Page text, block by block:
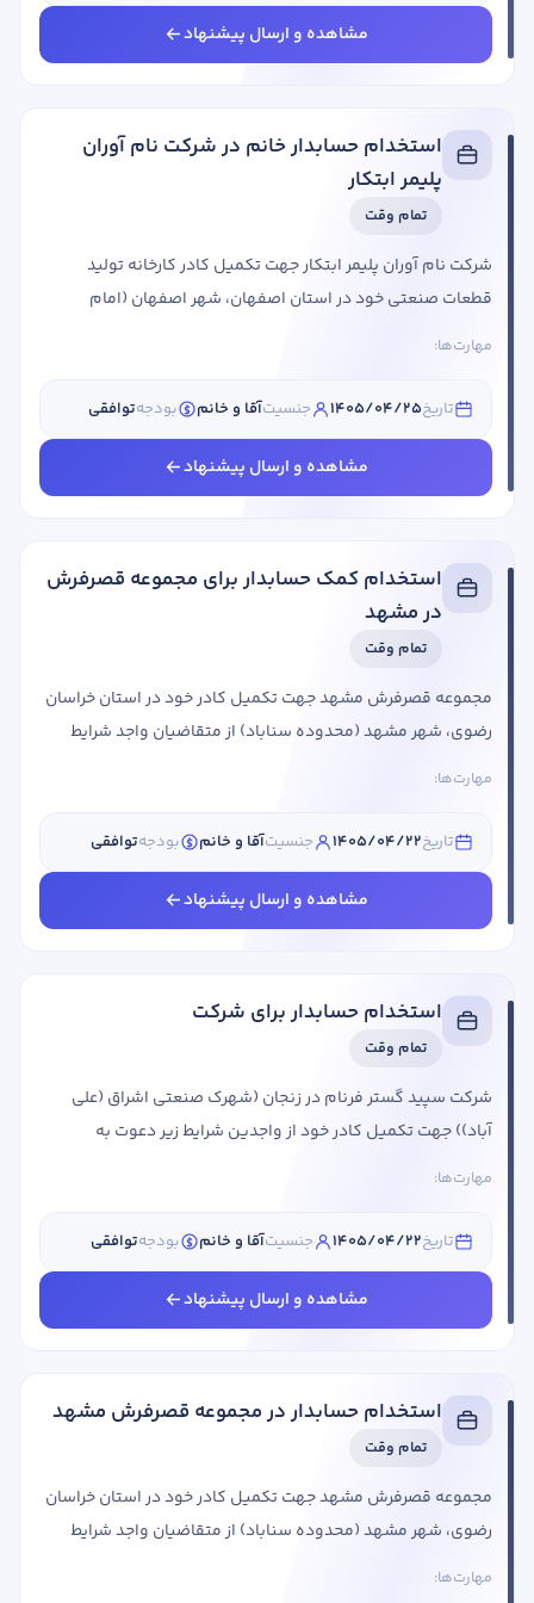
اجتماعی و بیمه تکمیلیخرید از محصولات شرکت با ...
مشاهده و ارسال پیشنهاد
استخدام حسابدار خانم در شرکت نام آوران
پلیمر ابتکار
تمام وقت
شرکت نام آوران پلیمر ابتکار جهت تکمیل کادر کارخانه تولید
قطعات صنعتی خود در استان اصفهان، شهر اصفهان (امام
تحصیلی: کارشناسی سابقه کاری: 5 تا 9 سال حقوق: توافقی
استان مورد نیاز: اصفهان شهر مورد نیاز: اصفهان یک نفرمسلط به
پارسیان و ارد کردن اطلاعتلیست حقوقلیست بیمه کارکنانبررسی
پرینت حسابهابررسی ...
مهارت‌ها:
تاریخ1405/04/25 جنسیتآقا و خانم بودجهتوافقی
مشاهده و ارسال پیشنهاد
استخدام کمک حسابدار برای مجموعه قصرفرش
در مشهد
تمام وقت
مجموعه قصرفرش مشهد جهت تکمیل کادر خود در استان خراسان
رضوی، شهر مشهد (محدوده سناباد) از متقاضیان واجد شرایط
ارشد رشته تحصیلی: تحصیلات مرتبط با حسابداری (بانکداری،
حسابداری، مدیریت بازرگانی، مدیریت مالی) سابقه کاری: مهم
نیست حقوق: توافقی استان مورد نیاز: خراسان رضوی شهر مورد
نیاز: مشهد توانایی کار سیستمی روحیه کار تیمی ...
مهارت‌ها:
تاریخ1405/04/22 جنسیتآقا و خانم بودجهتوافقی
مشاهده و ارسال پیشنهاد
استخدام حسابدار برای شرکت
تمام وقت
شرکت سپید گستر فرنام در زنجان (شهرک صنعتی اشراق (علی
آباد)) جهت تکمیل کادر خود از واجدین شرایط زیر دعوت به
سیستم های مالی و حسابداریمسلط به آفیس منضبط و مسئولیت
پذیر پر انرژی، دقیق و با انگیزه دارای روابط عمومی خوب و پایبند
مهارت‌ها:
تاریخ1405/04/22 جنسیتآقا و خانم بودجهتوافقی
مشاهده و ارسال پیشنهاد
استخدام حسابدار در مجموعه قصرفرش مشهد
تمام وقت
مجموعه قصرفرش مشهد جهت تکمیل کادر خود در استان خراسان
رضوی، شهر مشهد (محدوده سناباد) از متقاضیان واجد شرایط
مهارت‌ها: